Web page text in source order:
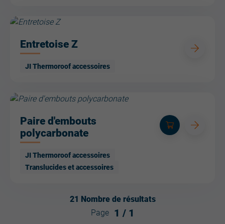
Entretoise Z
JI Thermoroof accessoires
Paire d'embouts
polycarbonate
JI Thermoroof accessoires
Translucides et accessoires
21 Nombre de résultats
Page
1 / 1